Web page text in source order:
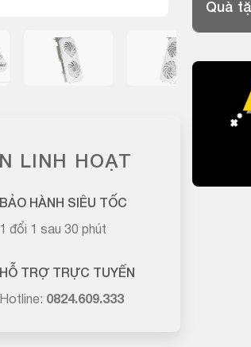
LINH HOẠT
BẢO HÀNH SIÊU TỐC
1 đổi 1 sau 30 phút
HỖ TRỢ TRỰC TUYẾN
Hotline: 0824.609.333
Quà